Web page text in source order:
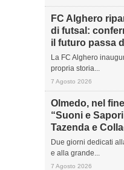
FC Alghero
di futsal:
il futuro passa
La FC Alghero
propria storia...
7 Agosto 2026
Olmedo, nel
“Suoni e
Tazenda e
Due giorni dedicati
e alla grande...
7 Agosto 2026